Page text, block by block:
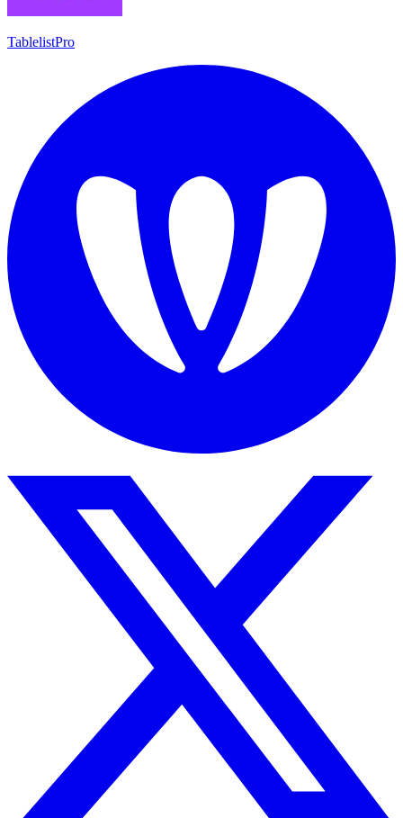
TablelistPro